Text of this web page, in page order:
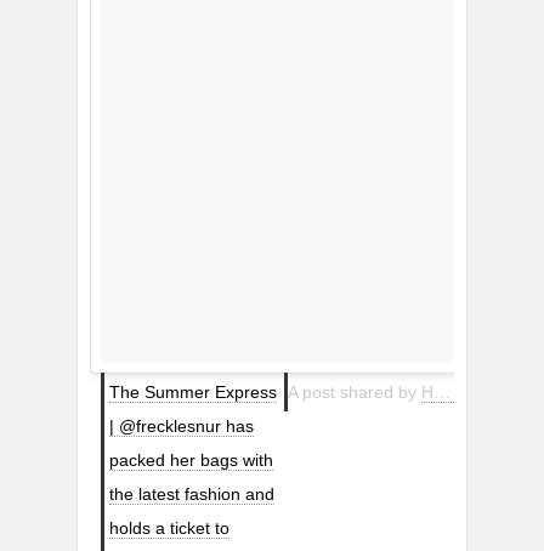
The Summer Express
| @frecklesnur has
packed her bags with
the latest fashion and
holds a ticket to
A post shared by H&M